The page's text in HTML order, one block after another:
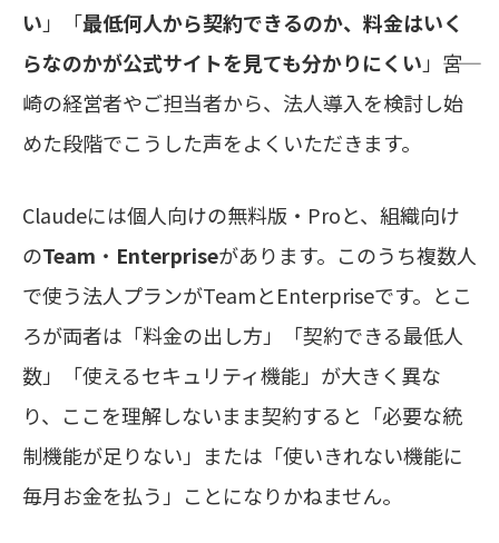
い」「最低何人から契約できるのか、料金はいく
らなのかが公式サイトを見ても分かりにくい」――宮
崎の経営者やご担当者から、法人導入を検討し始
めた段階でこうした声をよくいただきます。
Claudeには個人向けの無料版・Proと、組織向け
のTeam ・ Enterpriseがあります。このうち複数人
で使う法人プランがTeamとEnterpriseです。とこ
ろが両者は「料金の出し方」「契約できる最低人
数」「使えるセキュリティ機能」が大きく異な
り、ここを理解しないまま契約すると「必要な統
制機能が足りない」または「使いきれない機能に
毎月お金を払う」ことになりかねません。